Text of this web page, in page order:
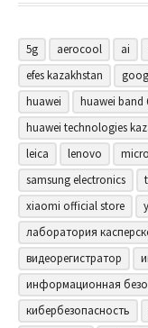
5g aerocool ai
efes kazakhstan
huawei
huawei band
huawei technologies
leica
lenovo
samsung electronics
xiaomi official store
лаборатория
видеорегистратор
информационная
кибербезопасность